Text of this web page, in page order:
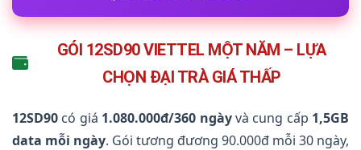
GÓI 12SD90 VIETTEL MỘT NĂM – LỰA
CHỌN ĐẠI TRÀ GIÁ THẤP
12SD90 có giá 1.080.000đ/360 ngàyvà cung cấp 1,5GB
data mỗi ngày. Gói tương đương 90.000đ mỗi 30 ngày,